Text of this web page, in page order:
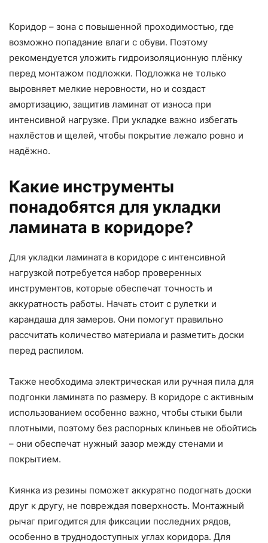
Коридор – зона с повышенной проходимостью, где
возможно попадание влаги с обуви. Поэтому
рекомендуется уложить гидроизоляционную плёнку
перед монтажом подложки. Подложка не только
выровняет мелкие неровности, но и создаст
амортизацию, защитив ламинат от износа при
интенсивной нагрузке. При укладке важно избегать
нахлёстов и щелей, чтобы покрытие лежало ровно и
надёжно.
Какие инструменты
понадобятся для укладки
ламината в коридоре?
Для укладки ламината в коридоре с интенсивной
нагрузкой потребуется набор проверенных
инструментов, которые обеспечат точность и
аккуратность работы. Начать стоит с рулетки и
карандаша для замеров. Они помогут правильно
рассчитать количество материала и разметить доски
перед распилом.
Также необходима электрическая или ручная пила для
подгонки ламината по размеру. В коридоре с активным
использованием особенно важно, чтобы стыки были
плотными, поэтому без распорных клиньев не обойтись
– они обеспечат нужный зазор между стенами и
покрытием.
Киянка из резины поможет аккуратно подогнать доски
друг к другу, не повреждая поверхность. Монтажный
рычаг пригодится для фиксации последних рядов,
особенно в труднодоступных углах коридора. Для